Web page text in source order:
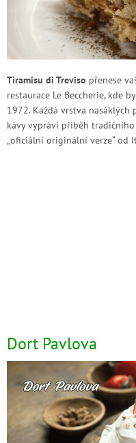
Tiramisu di Treviso přenese
restaurace Le Beccherie, kde
1972. Každá vrstva nasáklých
kávy vypráví příběh
„oficiální originální verze“ od
Dort Pavlova